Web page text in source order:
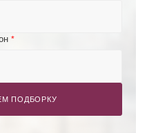
*
ПОДБОРКУ